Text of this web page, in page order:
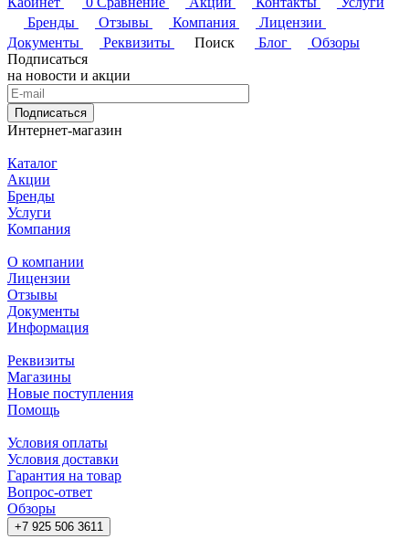
Бренды
Отзывы Компания
Лицензии
Документы
Реквизиты Поиск Блог
Обзоры
Подписаться
на новости и акции
Подписаться
Интернет-магазин
Каталог
Акции
Бренды
Услуги
Компания
О компании
Лицензии
Отзывы
Документы
Информация
Реквизиты
Магазины
Новые поступления
Помощь
Условия оплаты
Условия доставки
Гарантия на товар
Вопрос-ответ
Обзоры
+7 925 506 3611